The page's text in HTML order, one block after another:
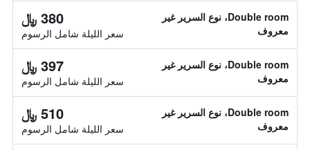
Double room، نوع السرير غير
معروف
380 ﷼
سعر الليلة شامل الرسوم
Double room، نوع السرير غير
معروف
397 ﷼
سعر الليلة شامل الرسوم
Double room، نوع السرير غير
معروف
510 ﷼
سعر الليلة شامل الرسوم